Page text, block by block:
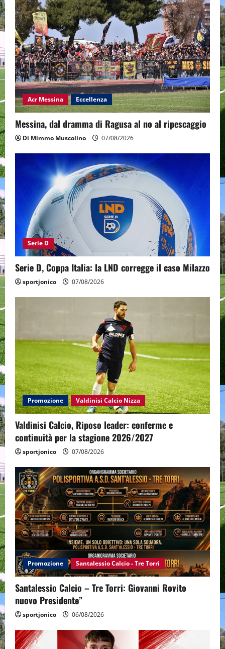
Acr Messina Eccellenza
Messina, dal dramma di Ragusa al no al ripescaggio
Di Mimmo Muscolino 07/08/2026
Serie D
Serie D, Coppa Italia: la LND corregge il caso Milazzo
sportjonico 07/08/2026
Promozione Valdinisi Calcio Nizza
Valdinisi Calcio, Riposo leader: conferme e
continuità per la stagione 2026/2027
sportjonico 07/08/2026
Promozione Santalessio Calcio - Tre Torri
Santalessio Calcio – Tre Torri: Giovanni Rovito
nuovo Presidente”
sportjonico 06/08/2026